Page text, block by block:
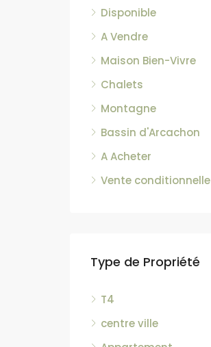
Disponible
A Vendre
Maison Bien-Vivre
Chalets
Montagne
Bassin d'Arcachon
A Acheter
Vente conditionnelle
Type de Propriété
T4
centre ville